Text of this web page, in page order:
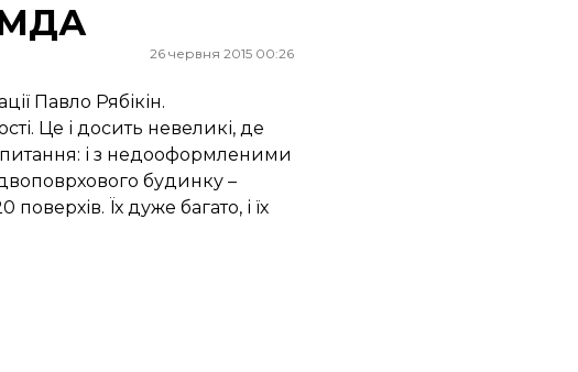
26 червня 2015 00:26
Павло Рябікін.
Це і досить невеликі, де
питання: і з недооформленими
будинку –
Їх дуже багато, і їх